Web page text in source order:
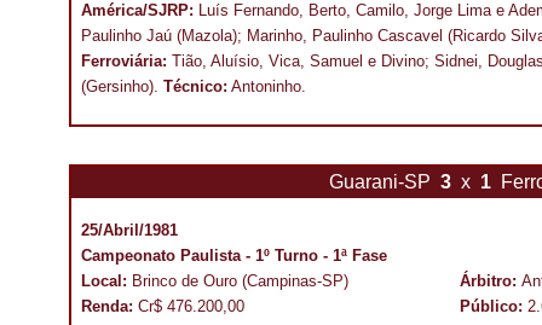
América/SJRP: Luís Fernando, Berto, Camilo, Jorge Lima e
Paulinho Jaú (Mazola); Marinho, Paulinho Cascavel (Ricardo
Ferroviária: Tião, Aluísio, Vica, Samuel e Divino; Sidnei,
(Gersinho). Técnico: Antoninho.
Guarani-SP 3 x 1
25/Abril/1981
Campeonato Paulista - 1º Turno - 1ª Fase
Local: Brinco de Ouro (Campinas-SP) Árbitro:
Renda: Cr$ 476.200,00 Público: